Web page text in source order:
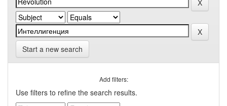
Start a new search
Add filters:
Use filters to refine the search results.